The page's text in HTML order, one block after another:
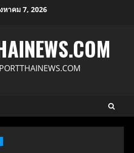
หาคม 7, 2026